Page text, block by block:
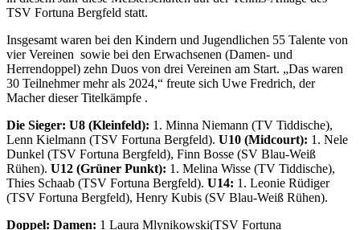
TSV Fortuna Bergfeld statt.
Insgesamt waren bei den Kindern und Jugendlichen 55 Talente von
vier Vereinen sowie bei den Erwachsenen (Damen- und
Herrendoppel) zehn Duos von drei Vereinen am Start. „Das waren
30 Teilnehmer mehr als 2024,“ freute sich Uwe Fredrich, der
Macher dieser Titelkämpfe .
Die Sieger: U8 (Kleinfeld): 1. Minna Niemann (TV Tiddische),
Lenn Kielmann (TSV Fortuna Bergfeld). U10 (Midcourt): 1. Nele
Dunkel (TSV Fortuna Bergfeld), Finn Bosse (SV Blau-Weiß
Rühen). U12 (Grüner Punkt): 1. Melina Wisse (TV Tiddische),
Thies Schaab (TSV Fortuna Bergfeld). U14: 1. Leonie Rüdiger
(TSV Fortuna Bergfeld), Henry Kubis (SV Blau-Weiß Rühen).
Doppel: Damen: 1 Laura Mlynikowski(TSV Fortuna